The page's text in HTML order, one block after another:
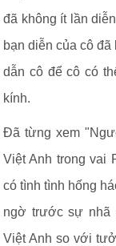
đã không ít lần
bạn diễn của cô
dẫn cô để cô có
kính.
Đã từng xem
Việt Anh trong vai
có tình tình hống
ngờ trước sự nhã
Việt Anh so với